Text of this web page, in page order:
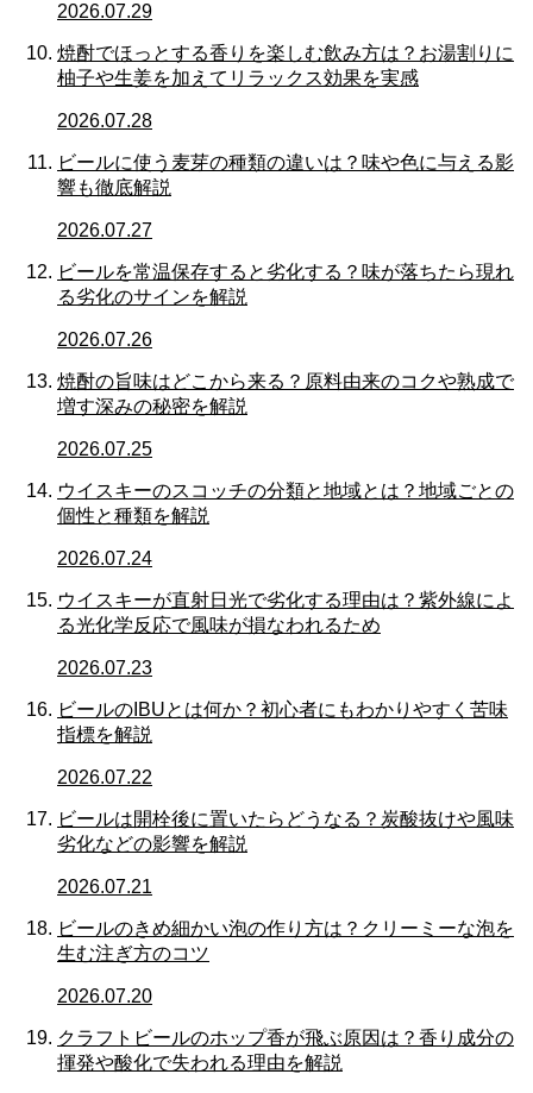
2026.07.29
焼酎でほっとする香りを楽しむ飲み方は？お湯割りに
柚子や生姜を加えてリラックス効果を実感
2026.07.28
ビールに使う麦芽の種類の違いは？味や色に与える影
響も徹底解説
2026.07.27
ビールを常温保存すると劣化する？味が落ちたら現れ
る劣化のサインを解説
2026.07.26
焼酎の旨味はどこから来る？原料由来のコクや熟成で
増す深みの秘密を解説
2026.07.25
ウイスキーのスコッチの分類と地域とは？地域ごとの
個性と種類を解説
2026.07.24
ウイスキーが直射日光で劣化する理由は？紫外線によ
る光化学反応で風味が損なわれるため
2026.07.23
ビールのIBUとは何か？初心者にもわかりやすく苦味
指標を解説
2026.07.22
ビールは開栓後に置いたらどうなる？炭酸抜けや風味
劣化などの影響を解説
2026.07.21
ビールのきめ細かい泡の作り方は？クリーミーな泡を
生む注ぎ方のコツ
2026.07.20
クラフトビールのホップ香が飛ぶ原因は？香り成分の
揮発や酸化で失われる理由を解説